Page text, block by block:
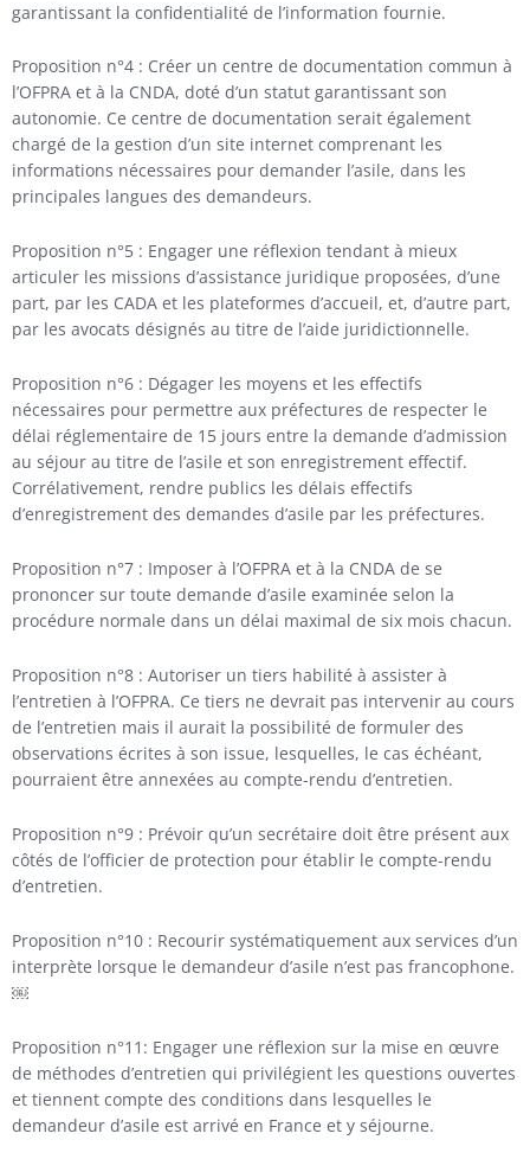
garantissant la confidentialité de l’information fournie.
Proposition n°4 : Créer un centre de documentation commun à
l’OFPRA et à la CNDA, doté d’un statut garantissant son
autonomie. Ce centre de documentation serait également
chargé de la gestion d’un site internet comprenant les
informations nécessaires pour demander l’asile, dans les
principales langues des demandeurs.
Proposition n°5 : Engager une réflexion tendant à mieux
articuler les missions d’assistance juridique proposées, d’une
part, par les CADA et les plateformes d’accueil, et, d’autre part,
par les avocats désignés au titre de l’aide juridictionnelle.
Proposition n°6 : Dégager les moyens et les effectifs
nécessaires pour permettre aux préfectures de respecter le
délai réglementaire de 15 jours entre la demande d’admission
au séjour au titre de l’asile et son enregistrement effectif.
Corrélativement, rendre publics les délais effectifs
d’enregistrement des demandes d’asile par les préfectures.
Proposition n°7 : Imposer à l’OFPRA et à la CNDA de se
prononcer sur toute demande d’asile examinée selon la
procédure normale dans un délai maximal de six mois chacun.
Proposition n°8 : Autoriser un tiers habilité à assister à
l’entretien à l’OFPRA. Ce tiers ne devrait pas intervenir au cours
de l’entretien mais il aurait la possibilité de formuler des
observations écrites à son issue, lesquelles, le cas échéant,
pourraient être annexées au compte-rendu d’entretien.
Proposition n°9 : Prévoir qu’un secrétaire doit être présent aux
côtés de l’officier de protection pour établir le compte-rendu
d’entretien.
Proposition n°10 : Recourir systématiquement aux services d’un
interprète lorsque le demandeur d’asile n’est pas francophone.
￼
Proposition n°11: Engager une réflexion sur la mise en œuvre
de méthodes d’entretien qui privilégient les questions ouvertes
et tiennent compte des conditions dans lesquelles le
demandeur d’asile est arrivé en France et y séjourne.